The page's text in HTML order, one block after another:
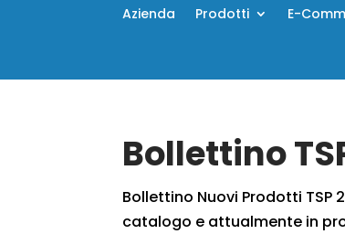
Azienda Prodotti E-
Bollettino
Bollettino Nuovi Prodotti TSP
catalogo e attualmente in